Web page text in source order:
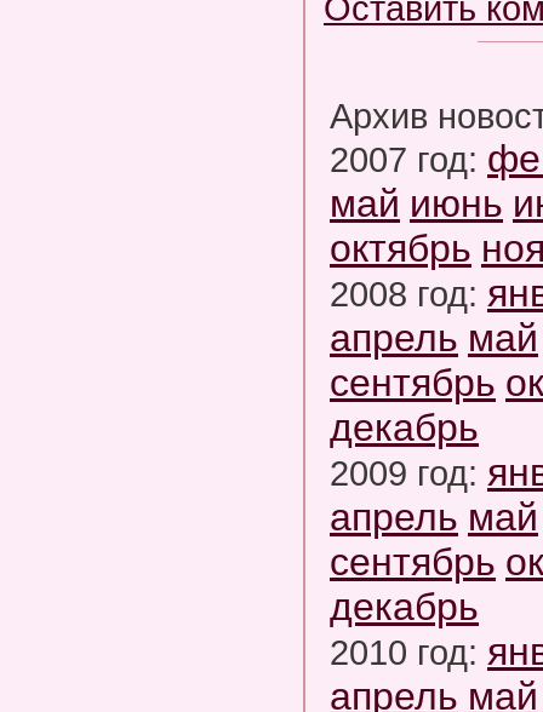
Архив
2007 год:
май июнь
октябрь
2008 год:
апрель май
сентябрь
декабрь
2009 год:
апрель май
сентябрь
декабрь
2010 год:
апрель май